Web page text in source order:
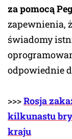
za pomocą
zapewnienia,
świadomy
odpowiednie
>>>Rosja
kilkunastu
kraju